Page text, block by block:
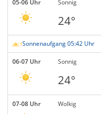
05-06 Uhr Sonnig
24°
Sonnenaufgang 05:42 Uhr
06-07 Uhr Sonnig
24°
07-08 Uhr Wolkig